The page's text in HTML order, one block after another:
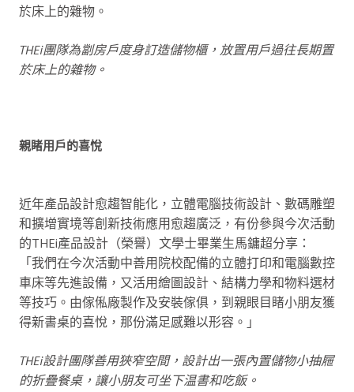
於床上的雜物。
THEi團隊為劏房戶度身訂造儲物櫃，放置用戶過往長期置
於床上的雜物。
親睹用戶的喜悅
近年產品設計愈趨智能化，立體電腦技術設計、數碼雕塑
和擴增實境等創新技術應用愈趨廣泛，有份參與今次活動
的THEi產品設計（榮譽）文學士畢業生馬鏞超分享：
「我們在今次活動中善用院校配備的立體打印和電腦數控
車床等先進設備，又活用繪圖設計、結構力學和物料選材
等技巧。由傢俬廠製作及安裝傢俱，到親眼目睹小朋友獲
得新書桌的喜悅，那份滿足感難以形容。」
THEi設計團隊善用狹窄空間，設計出一張內置儲物小抽屜
的折疊餐桌，讓小朋友可坐下温書和吃飯。